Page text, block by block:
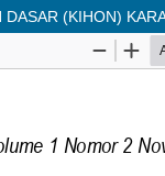
(KIHON)